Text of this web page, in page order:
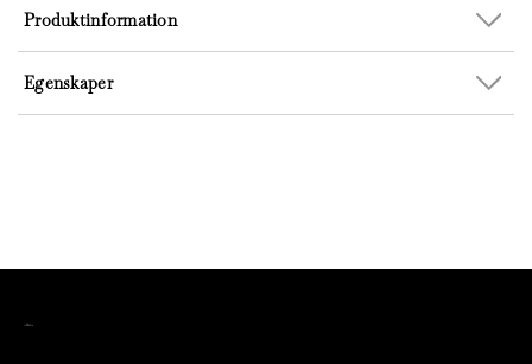
Egenskaper
Produktinformation